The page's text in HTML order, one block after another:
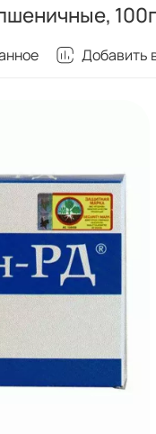
Добавить